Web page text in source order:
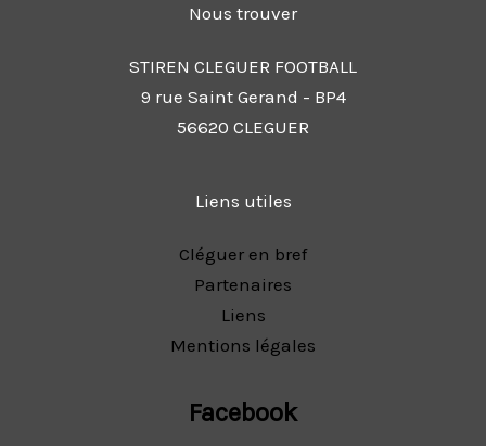
Nous trouver
STIREN CLEGUER FOOTBALL
9 rue Saint Gerand - BP4
56620 CLEGUER
Liens utiles
Cléguer en bref
Partenaires
Liens
Mentions légales
Facebook